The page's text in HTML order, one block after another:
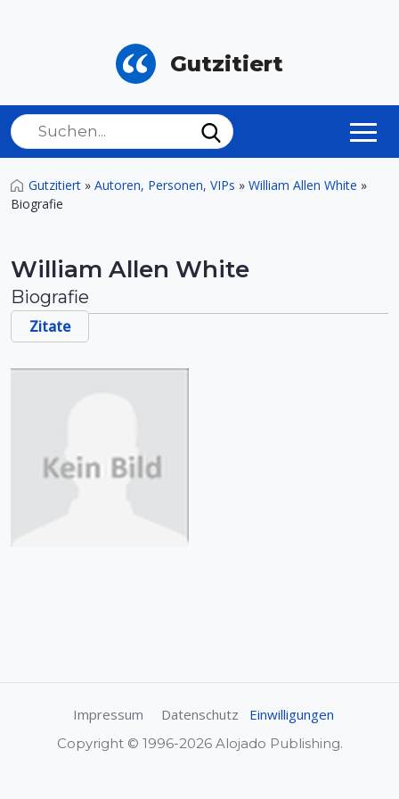
Gutzitiert
Gutzitiert » Autoren, Personen, VIPs » William Allen White »
Biografie
William Allen White
Biografie
Zitate
Impressum Datenschutz Einwilligungen
Copyright © 1996-2026 Alojado Publishing.